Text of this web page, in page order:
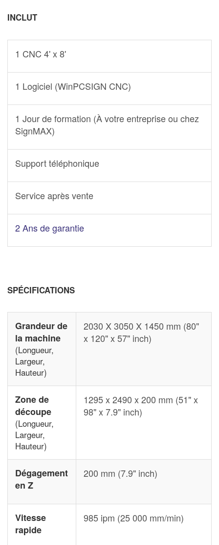
INCLUT
1 CNC 4' x 8'
1 Logiciel (WinPCSIGN CNC)
1 Jour de formation (À votre entreprise ou chez
SignMAX)
Support téléphonique
Service après vente
2 Ans de garantie
SPÉCIFICATIONS
Grandeur de
la machine
(Longueur,
Largeur,
Hauteur)
2030 X 3050 X 1450 mm (80"
x 120" x 57" inch)
Zone de
découpe
(Longueur,
Largeur,
Hauteur)
1295 x 2490 x 200 mm (51" x
98" x 7.9" inch)
Dégagement
en Z
200 mm (7.9" inch)
Vitesse
rapide
985 ipm (25 000 mm/min)